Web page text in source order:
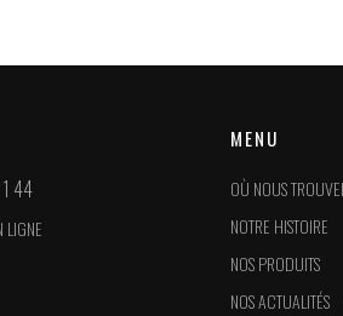
44
LIGNE
MENU
OÙ NOUS
NOTRE HISTOIRE
NOS PRODUITS
NOS ACTUALITÉS